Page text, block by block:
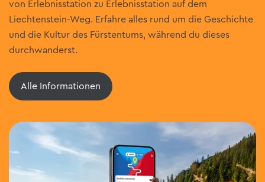
von Erlebnisstation zu Erlebnisstation auf dem
Liechtenstein-Weg. Erfahre alles rund um die Geschichte
und die Kultur des Fürstentums, während du dieses
durchwanderst.
Alle Informationen